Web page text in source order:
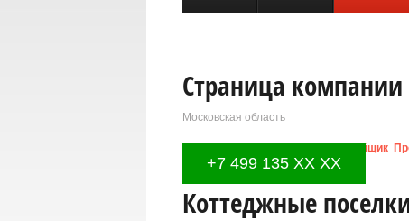
Страница компании
Московская область
Застройщик
+7 499 135 XX XX
Коттеджные